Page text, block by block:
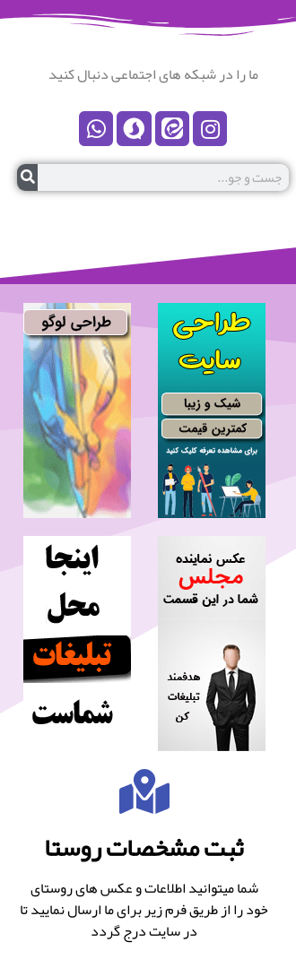
ما را در شبکه های اجتماعی دنبال کنید
ثبت مشخصات روستا
شما میتوانید اطلاعات و عکس های روستای
خود را از طریق فرم زیر برای ما ارسال نمایید تا
در سایت درج گردد